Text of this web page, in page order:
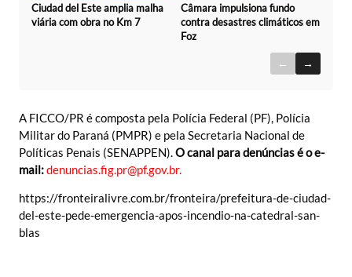
Ciudad del Este amplia malha
viária com obra no Km 7
Câmara impulsiona fundo
contra desastres climáticos em
Foz
← →
A FICCO/PR é composta pela Polícia Federal (PF), Polícia
Militar do Paraná (PMPR) e pela Secretaria Nacional de
Políticas Penais (SENAPPEN). O canal para denúncias é o e-
mail:denuncias.fig.pr@pf.gov.br.
https://fronteiralivre.com.br/fronteira/prefeitura-de-ciudad-
del-este-pede-emergencia-apos-incendio-na-catedral-san-
blas